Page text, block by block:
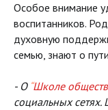
Особое внимание
воспитанников.
духовную
семью, знают о
- О “Школе
социальных